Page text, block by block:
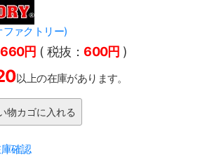
ファクトリー)
660円 ( 税抜：600円 )
以上の在庫があります。
確認